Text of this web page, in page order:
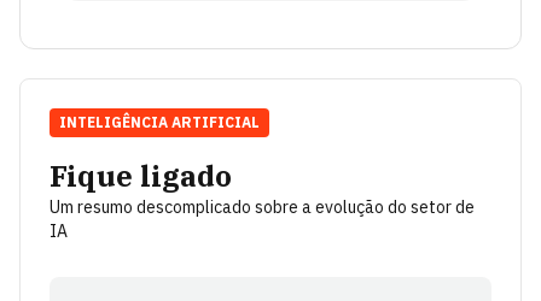
Fique ligado
Um resumo descomplicado sobre a evolução do setor de
IA
INTELIGÊNCIA ARTIFICIAL